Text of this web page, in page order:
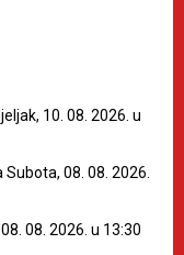
10. 08. 2026. u
08. 08. 2026.
08. 2026. u 13:30